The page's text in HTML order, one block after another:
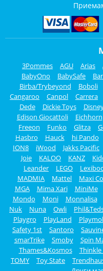
3Pommes AGU Arias
BabyOno
BabySafe
Birba/Trybeyond
Boboli
Cangaroo
Canpol Carrera
Dede
Dickie Toys
Edison Giocattoli
Eichhorn
Freeon
Funko Glitza
Hasbro
Hauck hi Pando
ION8
iWood Jakks Pacific
Joie
KALOO KANZ
Leander
LEGO
MADMIA
Mattel Maxi
MGA
Mima Xari MiniMe
Mondo
Moni Monnalisa
Nuk
Nuna Owli
Playgro
PlayLand
Safety 1st
Santoro
smarTrike
Smoby Spin
Thames&Kosmos
Thinkle
TOMY
Toy State